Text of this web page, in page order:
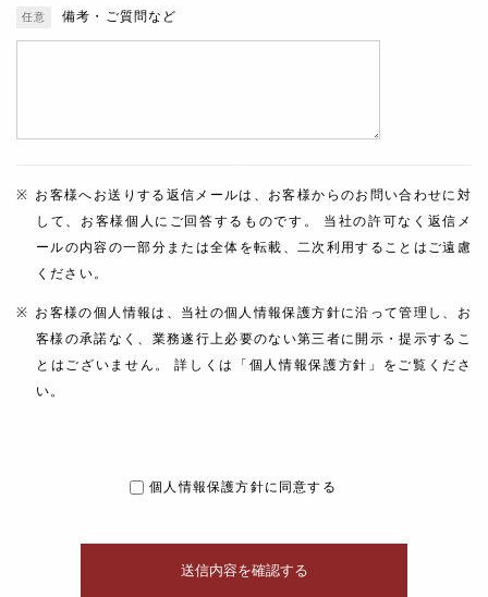
備考・ご質問など
お客様へお送りする返信メールは、お客様からのお問い合わせに対
して、お客様個人にご回答するものです。 当社の許可なく返信メ
ールの内容の一部分または全体を転載、二次利用することはご遠慮
ください。
お客様の個人情報は、当社の個人情報保護方針に沿って管理し、お
客様の承諾なく、業務遂行上必要のない第三者に開示・提示するこ
とはございません。 詳しくは「個人情報保護方針」をご覧くださ
い。
個人情報保護方針に同意する